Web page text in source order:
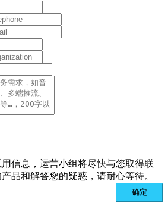
信息，运营小组将尽快与您取得联
品和解答您的疑惑，请耐心等待。
确定